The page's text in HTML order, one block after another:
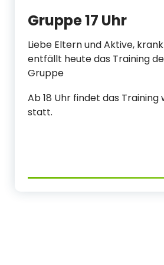
Gruppe 17 Uhr
Liebe Eltern und Aktive,
entfällt heute das Training
Gruppe
Ab 18 Uhr findet das Training
statt.